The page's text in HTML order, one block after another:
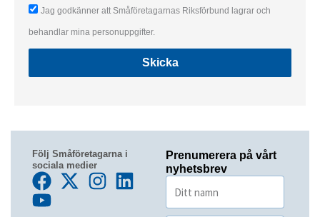
Jag godkänner att Småföretagarnas Riksförbund lagrar och
behandlar mina personuppgifter.
Skicka
Följ Småföretagarna i
sociala medier
Prenumerera på vårt
nyhetsbrev